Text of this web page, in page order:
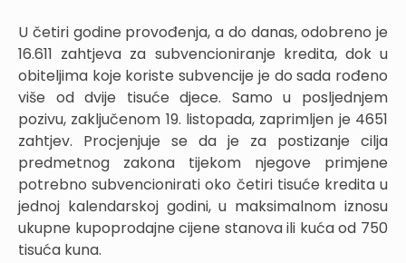
U četiri godine provođenja, a do danas, odobreno je
16.611 zahtjeva za subvencioniranje kredita, dok u
obiteljima koje koriste subvencije je do sada rođeno
više od dvije tisuće djece. Samo u posljednjem
pozivu, zaključenom 19. listopada, zaprimljen je 4651
zahtjev. Procjenjuje se da je za postizanje cilja
predmetnog zakona tijekom njegove primjene
potrebno subvencionirati oko četiri tisuće kredita u
jednoj kalendarskoj godini, u maksimalnom iznosu
ukupne kupoprodajne cijene stanova ili kuća od 750
tisuća kuna.